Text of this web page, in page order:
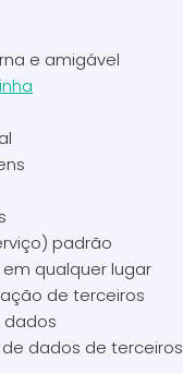
e amigável
padrão
qualquer lugar
de terceiros
dados
dados de terceiros